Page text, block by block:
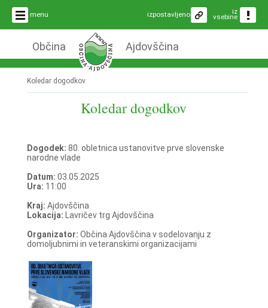
menu iz
vsebine
izpostavljeno
Občina Ajdovščina
Koledar dogodkov
Koledar dogodkov
Dogodek: 80. obletnica ustanovitve prve slovenske
narodne vlade
Datum: 03.05.2025
Ura: 11:00
Kraj: Ajdovščina
Lokacija: Lavričev trg Ajdovščina
Organizator: Občina Ajdovščina v sodelovanju z
domoljubnimi in veteranskimi organizacijami